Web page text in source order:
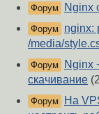
Форум Nginx
Форум
nginx:
/media/
Форум
Nginx
скачивание
Форум
На